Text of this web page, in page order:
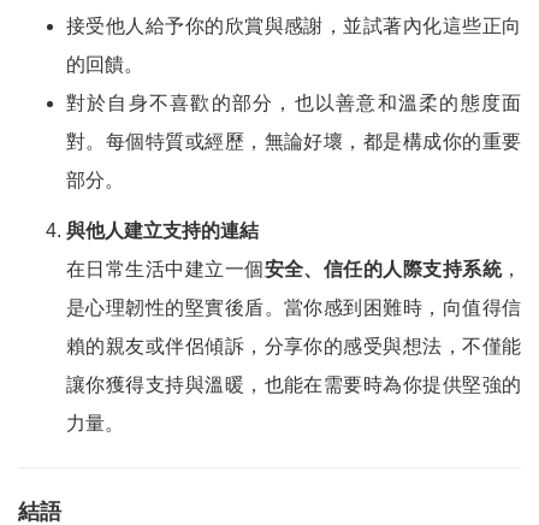
接受他人給予你的欣賞與感謝，並試著內化這些正向
的回饋。
對於自身不喜歡的部分，也以善意和溫柔的態度面
對。每個特質或經歷，無論好壞，都是構成你的重要
部分。
與他人建立支持的連結
在日常生活中建立一個安全、信任的人際支持系統，
是心理韌性的堅實後盾。當你感到困難時，向值得信
賴的親友或伴侶傾訴，分享你的感受與想法，不僅能
讓你獲得支持與溫暖，也能在需要時為你提供堅強的
力量。
結語